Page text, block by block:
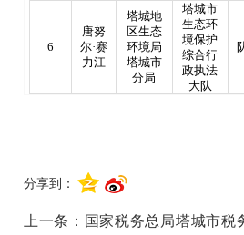
6
唐努
尔·赛
力江
塔城地
区生态
环境局
塔城市
分局
塔城市
生态环
境保护
综合行
政执法
大队
分享到：
上一条： 国家税务总局塔城市税